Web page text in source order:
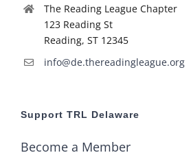
The Reading League Chapter
123 Reading St
Reading, ST 12345
info@de.thereadingleague.org
Support TRL Delaware
Become a Member